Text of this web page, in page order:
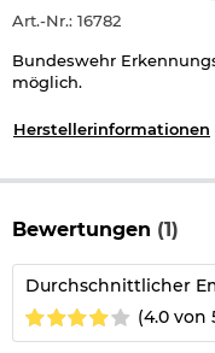
Art.-Nr.: 16782
Bundeswehr
möglich.
Herstellerinformationen
Bewertungen (1)
Durchschnittlicher
(4.0 von